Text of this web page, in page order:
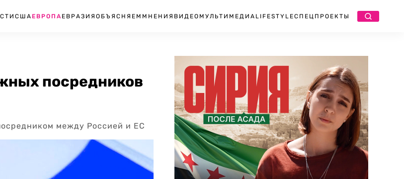
США ЕВРОПА ЕВРАЗИЯ ОБЪЯСНЯЕМ МНЕНИЯ ВИДЕО МУЛЬТИМЕДИА LIFESTYLEСПЕЦПРОЕКТЫ
посредников
между Россией и ЕС